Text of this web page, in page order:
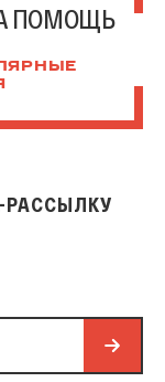
ПОМОЩЬ
РАССЫЛКУ